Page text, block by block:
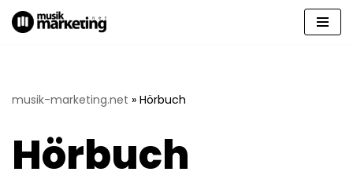
musik-marketing.net » Hörbuch
Hörbuch